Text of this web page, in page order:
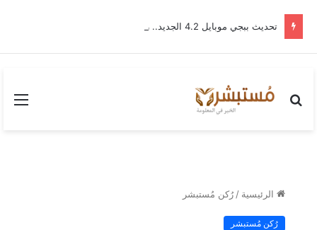
بحث
الرئيسية / رُكن مُستبشر
رُكن مُستبشر